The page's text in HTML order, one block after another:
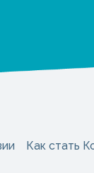
Как стать